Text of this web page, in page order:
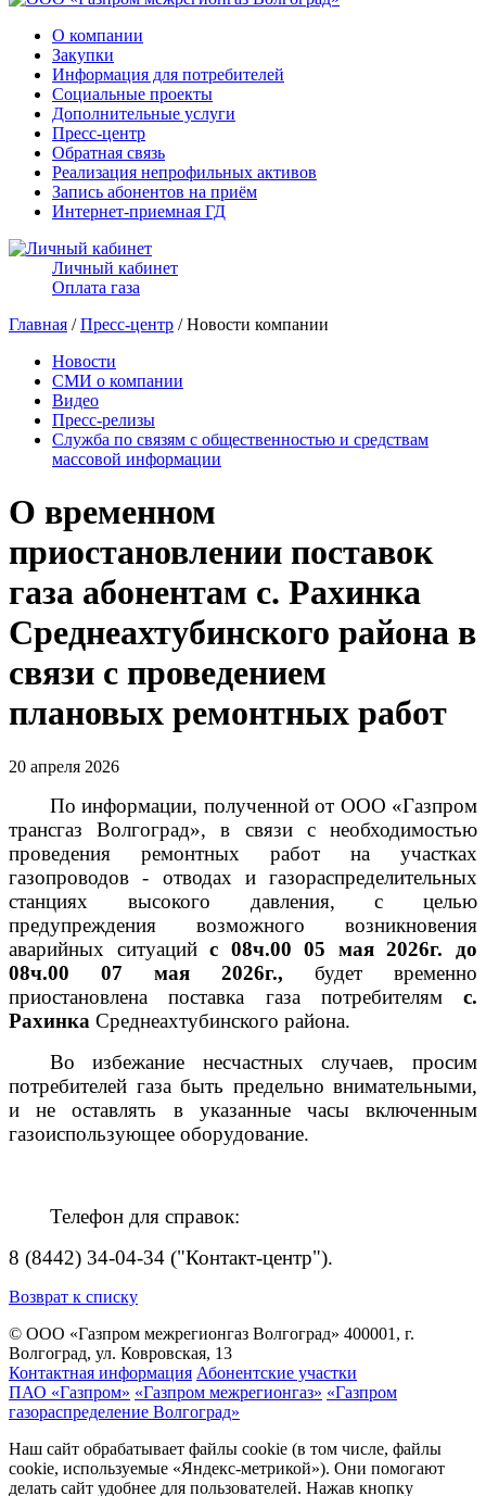
О компании
Закупки
Информация для потребителей
Социальные проекты
Дополнительные услуги
Пресс-центр
Обратная связь
Реализация непрофильных активов
Запись абонентов на приём
Интернет-приемная ГД
Личный кабинет
Оплата газа
Главная /Пресс-центр / Новости компании
Новости
СМИ о компании
Видео
Пресс-релизы
Служба по связям с общественностью и средствам
массовой информации
О временном
приостановлении поставок
газа абонентам с. Рахинка
Среднеахтубинского района в
связи с проведением
плановых ремонтных работ
20 апреля 2026
По информации, полученной от ООО «Газпром
трансгаз Волгоград», в связи с необходимостью
проведения ремонтных работ на участках
газопроводов - отводах и газораспределительных
станциях высокого давления, с целью
предупреждения возможного возникновения
аварийных ситуаций с 08ч.00 05 мая 2026г. до
08ч.00 07 мая 2026г., будет временно
приостановлена поставка газа потребителям с.
Рахинка Среднеахтубинского района.
Во избежание несчастных случаев, просим
потребителей газа быть предельно внимательными,
и не оставлять в указанные часы включенным
газоиспользующее оборудование.
Телефон для справок:
8 (8442) 34-04-34 ("Контакт-центр").
Возврат к списку
© ООО «Газпром межрегионгаз Волгоград» 400001, г.
Волгоград, ул. Ковровская, 13
Контактная информация Абонентские участки
ПАО «Газпром» «Газпром межрегионгаз» «Газпром
газораспределение Волгоград»
Наш сайт обрабатывает файлы cookie (в том числе, файлы
cookie, используемые «Яндекс-метрикой»). Они помогают
делать сайт удобнее для пользователей. Нажав кнопку